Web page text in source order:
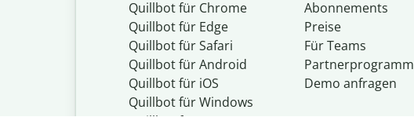
Quillbot für Chrome
Quillbot für Edge
Quillbot für Safari
Quillbot für Android
Quillbot für iOS
Quillbot für Windows
Abon­ne­ments
Preise
Für Teams
Partnerprogramm
Demo anfragen